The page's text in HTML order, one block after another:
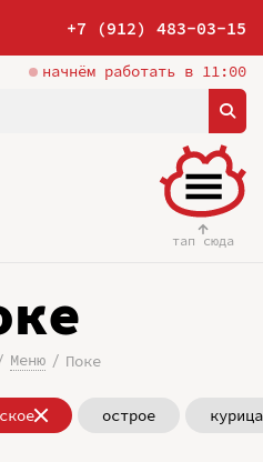
+7 (912) 483-03-15
начнём работать в 11:00
тап сюда
Меню Поке
острое курица